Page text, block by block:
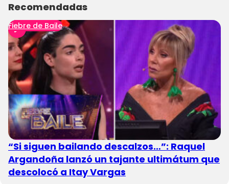
Recomendadas
Fiebre de Baile
“Si siguen bailando descalzos…”: Raquel
Argandoña lanzó un tajante ultimátum que
descolocó a Itay Vargas